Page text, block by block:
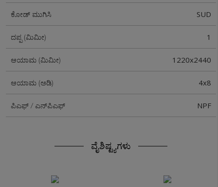
ಕೋಡ್ ಮುಗಿಸಿ SUD
ದಪ್ಪ (ಮಿಮೀ) 1
ಆಯಾಮ (ಮಿಮೀ) 1220x2440
ಆಯಾಮ (ಅಡಿ) 4x8
ಪಿಎಫ್ / ಎನ್‌ಪಿಎಫ್ NPF
ವೈಶಿಷ್ಟ್ಯಗಳು